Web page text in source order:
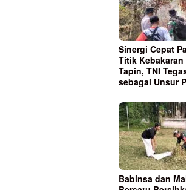
Sinergi Cepat
Titik
Tapin, TNI
sebagai Unsur
Babinsa dan